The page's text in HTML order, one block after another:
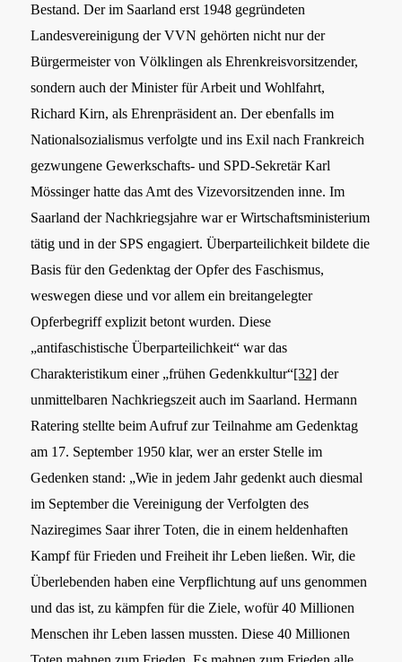
Bestand. Der im Saarland erst 1948 gegründeten
Landesvereinigung der VVN gehörten nicht nur der
Bürgermeister von Völklingen als Ehrenkreisvorsitzender,
sondern auch der Minister für Arbeit und Wohlfahrt,
Richard Kirn, als Ehrenpräsident an. Der ebenfalls im
Nationalsozialismus verfolgte und ins Exil nach Frankreich
gezwungene Gewerkschafts- und SPD-Sekretär Karl
Mössinger hatte das Amt des Vizevorsitzenden inne. Im
Saarland der Nachkriegsjahre war er Wirtschaftsministerium
tätig und in der SPS engagiert. Überparteilichkeit bildete die
Basis für den Gedenktag der Opfer des Faschismus,
weswegen diese und vor allem ein breitangelegter
Opferbegriff explizit betont wurden. Diese
„antifaschistische Überparteilichkeit“ war das
Charakteristikum einer „frühen Gedenkkultur“[32]der
unmittelbaren Nachkriegszeit auch im Saarland. Hermann
Ratering stellte beim Aufruf zur Teilnahme am Gedenktag
am 17. September 1950 klar, wer an erster Stelle im
Gedenken stand: „Wie in jedem Jahr gedenkt auch diesmal
im September die Vereinigung der Verfolgten des
Naziregimes Saar ihrer Toten, die in einem heldenhaften
Kampf für Frieden und Freiheit ihr Leben ließen. Wir, die
Überlebenden haben eine Verpflichtung auf uns genommen
und das ist, zu kämpfen für die Ziele, wofür 40 Millionen
Menschen ihr Leben lassen mussten. Diese 40 Millionen